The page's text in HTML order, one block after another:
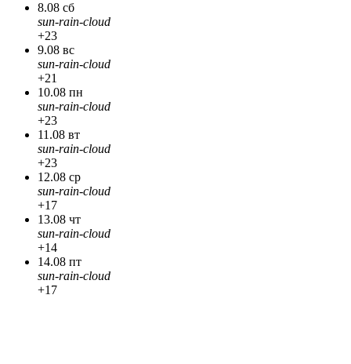
8.08 сб
sun-rain-cloud
+23
9.08 вс
sun-rain-cloud
+21
10.08 пн
sun-rain-cloud
+23
11.08 вт
sun-rain-cloud
+23
12.08 ср
sun-rain-cloud
+17
13.08 чт
sun-rain-cloud
+14
14.08 пт
sun-rain-cloud
+17